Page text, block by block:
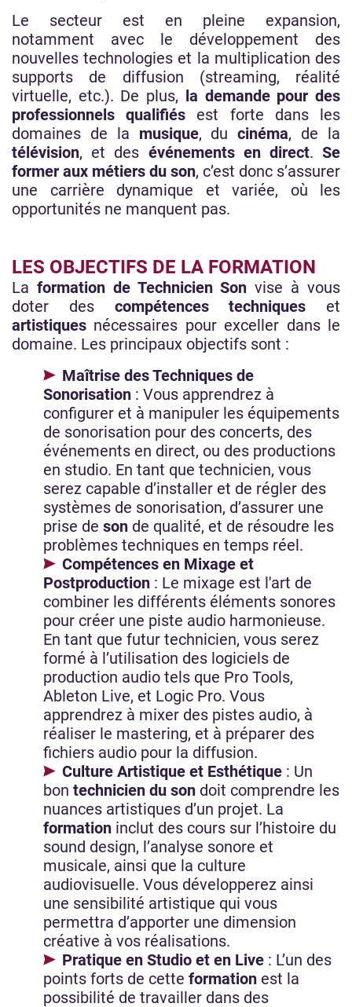
Le secteur est en pleine expansion,
notamment avec le développement des
nouvelles technologies et la multiplication des
supports de diffusion (streaming, réalité
virtuelle, etc.). De plus, la demande pour des
professionnels qualifiés est forte dans les
domaines de la musique, ducinéma, de la
télévision, et des événements en direct.Se
former aux métiers du son, c’est donc s’assurer
une carrière dynamique et variée, où les
opportunités ne manquent pas.
LES OBJECTIFS DE LA FORMATION
La formation de Technicien Son vise à vous
doter des compétences techniques et
artistiques nécessaires pour exceller dans le
domaine. Les principaux objectifs sont :
Maîtrise des Techniques de
Sonorisation : Vous apprendrez à
configurer et à manipuler les équipements
de sonorisation pour des concerts, des
événements en direct, ou des productions
en studio. En tant que technicien, vous
serez capable d’installer et de régler des
systèmes de sonorisation, d’assurer une
prise de son de qualité, et de résoudre les
problèmes techniques en temps réel.
Compétences en Mixage et
Postproduction : Le mixage est l'art de
combiner les différents éléments sonores
pour créer une piste audio harmonieuse.
En tant que futur technicien, vous serez
formé à l’utilisation des logiciels de
production audio tels que Pro Tools,
Ableton Live, et Logic Pro. Vous
apprendrez à mixer des pistes audio, à
réaliser le mastering, et à préparer des
fichiers audio pour la diffusion.
Culture Artistique et Esthétique : Un
bon technicien du son doit comprendre les
nuances artistiques d’un projet. La
formation inclut des cours sur l’histoire du
sound design, l’analyse sonore et
musicale, ainsi que la culture
audiovisuelle. Vous développerez ainsi
une sensibilité artistique qui vous
permettra d’apporter une dimension
créative à vos réalisations.
Pratique en Studio et en Live : L’un des
points forts de cette formation est la
possibilité de travailler dans des